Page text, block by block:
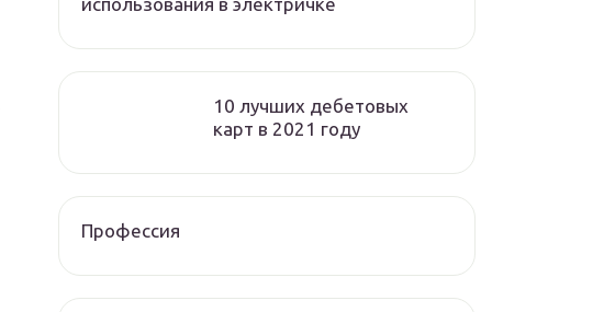
10 лучших дебетовых
карт в 2021 году
Профессия